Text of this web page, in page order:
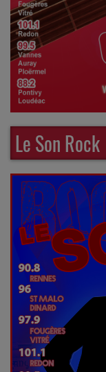
Le Son Rock